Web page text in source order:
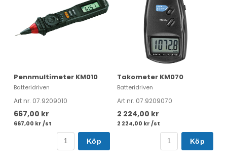
Pennmultimeter KM010
Batteridriven
Art nr. 07.9209010
667,00 kr
667,00 kr /st
Köp
Takometer KM070
Batteridriven
Art nr. 07.9209070
2 224,00 kr
2 224,00 kr /st
Köp